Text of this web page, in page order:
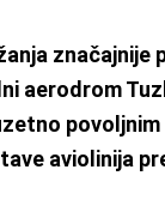
aerodrom
povoljnim
aviolinija